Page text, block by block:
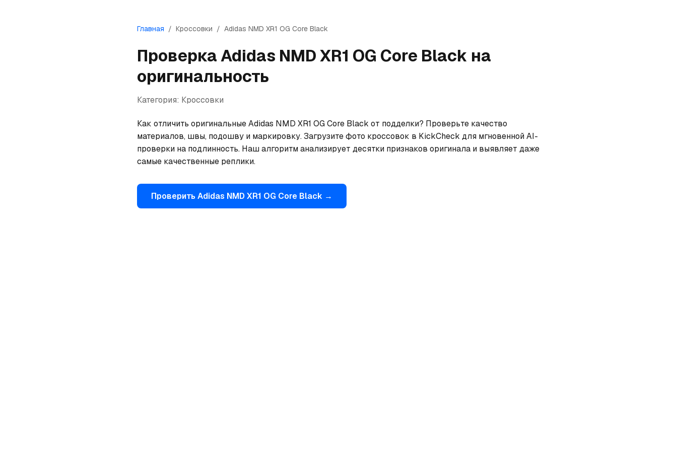
Главная / Кроссовки / Adidas NMD XR1 OG Core Black
ПроверкаAdidas NMD XR1 OG Core Black на
оригинальность
Категория: Кроссовки
Как отличить оригинальные Adidas NMD XR1 OG Core Black от подделки? Проверьте качество
материалов, швы, подошву и маркировку. Загрузите фото кроссовок в KickCheck для мгновенной AI-
проверки на подлинность. Наш алгоритм анализирует десятки признаков оригинала и выявляет даже
самые качественные реплики.
Проверить Adidas NMD XR1 OG Core Black →